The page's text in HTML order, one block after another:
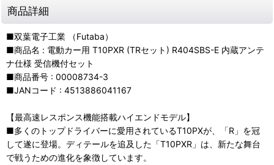
商品詳細
■双葉電子工業 （Futaba）
■商品名 : 電動カー用 T10PXR (TRセット) R404SBS-E 内蔵アンテ
ナ仕様 受信機付セット
■商品番号 : 00008734-3
■JANコード : 4513886041167
【最高速レスポンス機能搭載ハイエンドモデル】
■多くのトップドライバーに愛用されているT10PXが、「R」を冠
して遂に登場。ディテールを追及した「T10PXR」は、新たな舞台
で戦うための進化を象徴しています。